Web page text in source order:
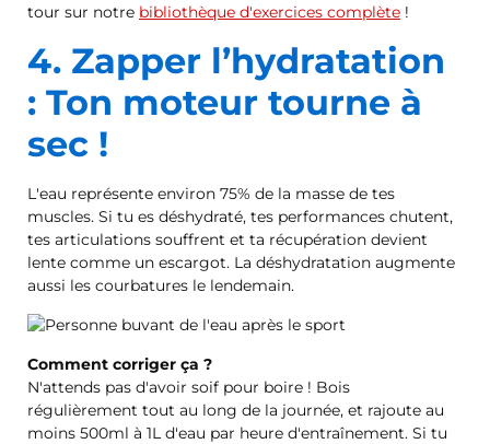
tour sur notre bibliothèque d'exercices complète !
4. Zapper l’hydratation
: Ton moteur tourne à
sec !
L'eau représente environ 75% de la masse de tes
muscles. Si tu es déshydraté, tes performances chutent,
tes articulations souffrent et ta récupération devient
lente comme un escargot. La déshydratation augmente
aussi les courbatures le lendemain.
Comment corriger ça ?
N'attends pas d'avoir soif pour boire ! Bois
régulièrement tout au long de la journée, et rajoute au
moins 500ml à 1L d'eau par heure d'entraînement. Si tu